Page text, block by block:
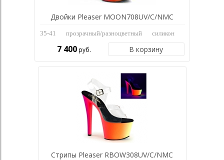
Двойки Pleaser MOON708UV/C/NMC
35-41 прозрачный/разноцветный силикон
7 400руб. В корзину
Стрипы Pleaser RBOW308UV/C/NMC